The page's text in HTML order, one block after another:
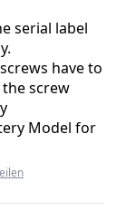
serial label
have to
screw
Model for